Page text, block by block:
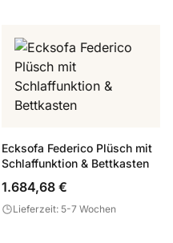
Ecksofa Federico Plüsch mit
Schlaffunktion & Bettkasten
1.684,68 €
Lieferzeit: 5-7 Wochen